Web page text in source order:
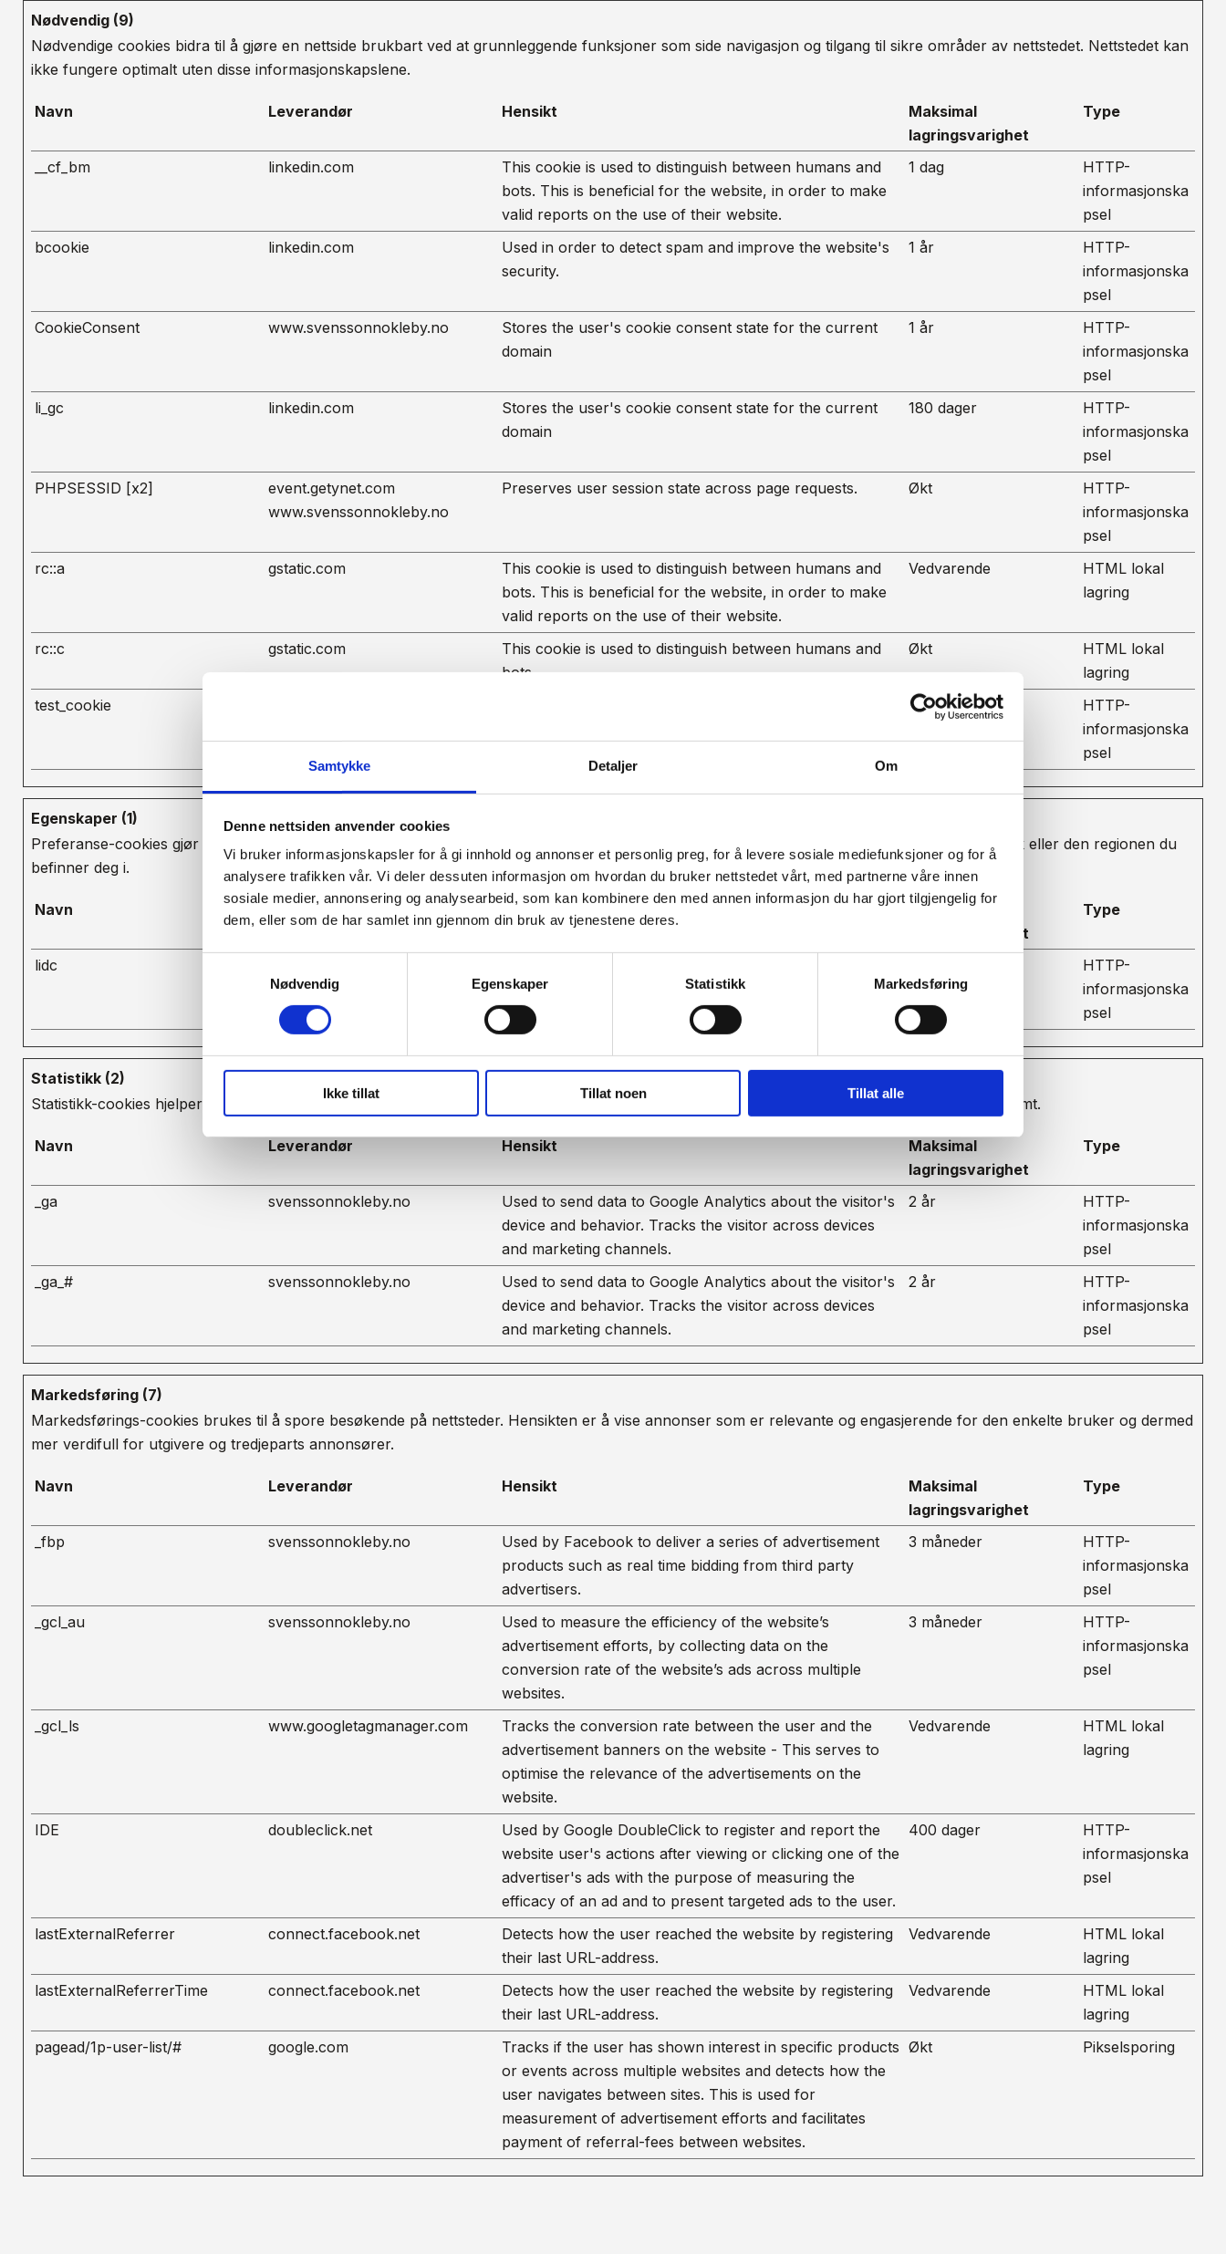
Samtykke Detaljer Om
Denne nettsiden anvender cookies
Vi bruker informasjonskapsler for å gi innhold og annonser et personlig preg, for å levere sosiale mediefunksjoner og for å
analysere trafikken vår. Vi deler dessuten informasjon om hvordan du bruker nettstedet vårt, med partnerne våre innen
sosiale medier, annonsering og analysearbeid, som kan kombinere den med annen informasjon du har gjort tilgjengelig for
dem, eller som de har samlet inn gjennom din bruk av tjenestene deres.
Nødvendig
Egenskaper Statistikk Markedsføring
Ikke tillat Tillat noen Tillat alle
Nødvendig (9)
Nødvendige cookies bidra til å gjøre en nettside brukbart ved at grunnleggende funksjoner som side navigasjon og tilgang til sikre områder av nettstedet. Nettstedet kan
ikke fungere optimalt uten disse informasjonskapslene.
Navn Leverandør Hensikt
Maksimal
lagringsvarighet
Type
__cf_bm linkedin.com
This cookie is used to distinguish between humans and
bots. This is beneficial for the website, in order to make
valid reports on the use of their website.
1 dag
HTTP-
informasjonska
psel
bcookie
linkedin.com
Used in order to detect spam and improve the website's
security.
1 år
HTTP-
informasjonska
psel
CookieConsent
www.svenssonnokleby.no
Stores the user's cookie consent state for the current
domain
1 år
HTTP-
informasjonska
psel
li_gc
linkedin.com
Stores the user's cookie consent state for the current
domain
180 dager
HTTP-
informasjonska
psel
PHPSESSID [x2]
event.getynet.com
www.svenssonnokleby.no
Preserves user session state across page requests. Økt
HTTP-
informasjonska
psel
rc::a
gstatic.com
This cookie is used to distinguish between humans and
bots. This is beneficial for the website, in order to make
valid reports on the use of their website.
Vedvarende
HTML lokal
lagring
rc::c gstatic.com
This cookie is used to distinguish between humans and
bots.
Økt
HTML lokal
lagring
test_cookie
1 dag
HTTP-
informasjonska
psel
Egenskaper (1)
Preferanse-cookies gjør et nettsted for å huske informasjon og endrer måten nettsiden oppfører seg eller ser ut, ting som ditt foretrukne språk eller den regionen du
befinner deg i.
Navn Leverandør Hensikt
Maksimal
lagringsvarighet
Type
lidc
is used in context with load balancing, in order to
optimize user experience.
HTTP-
informasjonska
psel
Statistikk (2)
Statistikk-cookies hjelper eiere til å forstå hvordan besøkende kommuniserer med nettsteder ved å samle inn og rapportere informasjon anonymt.
Navn Leverandør Hensikt
Maksimal
lagringsvarighet
Type
_ga svenssonnokleby.no
Used to send data to Google Analytics about the visitor's
device and behavior. Tracks the visitor across devices
and marketing channels.
2 år
HTTP-
informasjonska
psel
_ga_#
svenssonnokleby.no
Used to send data to Google Analytics about the visitor's
device and behavior. Tracks the visitor across devices
and marketing channels.
2 år
HTTP-
informasjonska
psel
Markedsføring (7)
Markedsførings-cookies brukes til å spore besøkende på nettsteder. Hensikten er å vise annonser som er relevante og engasjerende for den enkelte bruker og dermed
mer verdifull for utgivere og tredjeparts annonsører.
Navn Leverandør Hensikt
Maksimal
lagringsvarighet
Type
_fbp svenssonnokleby.no
Used by Facebook to deliver a series of advertisement
products such as real time bidding from third party
advertisers.
3 måneder
HTTP-
informasjonska
psel
_gcl_au
svenssonnokleby.no
Used to measure the efficiency of the website’s
advertisement efforts, by collecting data on the
conversion rate of the website’s ads across multiple
websites.
3 måneder
HTTP-
informasjonska
psel
_gcl_ls www.googletagmanager.com
Tracks the conversion rate between the user and the
advertisement banners on the website - This serves to
optimise the relevance of the advertisements on the
website.
Vedvarende
HTML lokal
lagring
IDE doubleclick.net
Used by Google DoubleClick to register and report the
website user's actions after viewing or clicking one of the
advertiser's ads with the purpose of measuring the
efficacy of an ad and to present targeted ads to the user.
400 dager
HTTP-
informasjonska
psel
lastExternalReferrer connect.facebook.net
Detects how the user reached the website by registering
their last URL-address.
Vedvarende
HTML lokal
lagring
lastExternalReferrerTime
connect.facebook.net
Detects how the user reached the website by registering
their last URL-address.
Vedvarende
HTML lokal
lagring
pagead/1p-user-list/#
google.com
Tracks if the user has shown interest in specific products
or events across multiple websites and detects how the
user navigates between sites. This is used for
measurement of advertisement efforts and facilitates
payment of referral-fees between websites.
Økt Pikselsporing